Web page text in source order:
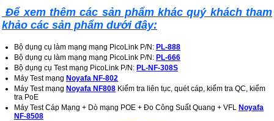
Để xem thêm các sản phẩm khác quý khách tham
khảo các sản phẩm dưới đây:
Bộ dụng cụ làm mạng mạng PicoLink P/N: PL-888
Bộ dụng cụ làm mạng mạng PicoLink P/N: PL-666
Bộ dụng cụ Test mạng PicoLink P/N: PL-NF-308S
Máy Test mạng Noyafa NF-802
Máy Test mạng Noyafa NF808 Kiểm tra liên tục, quét cáp, kiểm tra QC, kiểm
tra PoE
Máy Test Cáp Mạng + Dò mạng POE + Đo Công Suất Quang + VFL Noyafa
NF-8508